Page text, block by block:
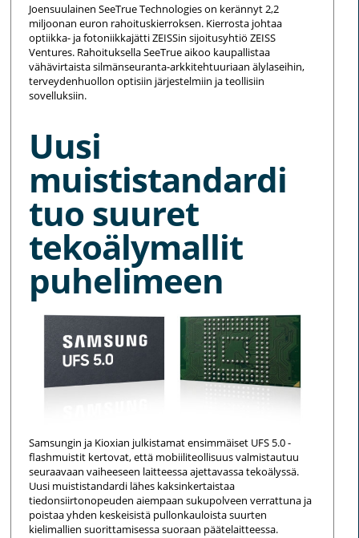
Joensuulainen SeeTrue Technologies on kerännyt 2,2
miljoonan euron rahoituskierroksen. Kierrosta johtaa
optiikka- ja fotoniikkajätti ZEISSin sijoitusyhtiö ZEISS
Ventures. Rahoituksella SeeTrue aikoo kaupallistaa
vähävirtaista silmänseuranta-arkkitehtuuriaan älylaseihin,
terveydenhuollon optisiin järjestelmiin ja teollisiin
sovelluksiin.
Uusi
muististandardi
tuo suuret
tekoälymallit
puhelimeen
Samsungin ja Kioxian julkistamat ensimmäiset UFS 5.0 -
flashmuistit kertovat, että mobiiliteollisuus valmistautuu
seuraavaan vaiheeseen laitteessa ajettavassa tekoälyssä.
Uusi muististandardi lähes kaksinkertaistaa
tiedonsiirtonopeuden aiempaan sukupolveen verrattuna ja
poistaa yhden keskeisistä pullonkauloista suurten
kielimallien suorittamisessa suoraan päätelaitteessa.